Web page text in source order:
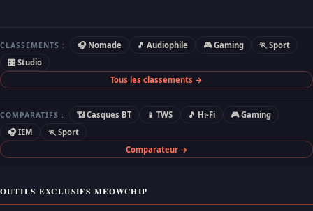
CLASSEMENTS : 🎧 Nomade 🎵 Audiophile 🎮 Gaming
🏃 Sport
🎛 Studio
Tous les classements →
COMPARATIFS : 📶 Casques BT 📱 TWS 🎵 Hi-Fi
🎮 Gaming
🎧 IEM
🏃 Sport
Comparateur →
OUTILS EXCLUSIFS MEOWCHIP